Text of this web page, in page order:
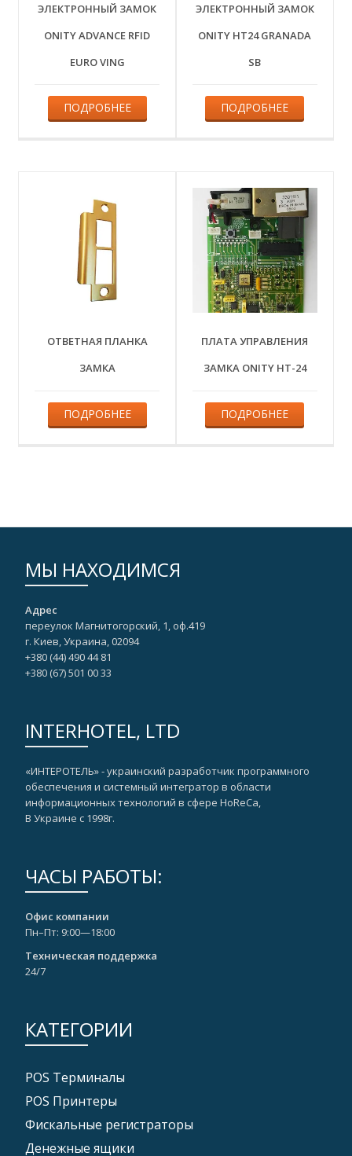
ЭЛЕКТРОННЫЙ ЗАМОК
ONITY ADVANCE RFID
EURO VING
ПОДРОБНЕЕ
ЭЛЕКТРОННЫЙ ЗАМОК
ONITY HT24 GRANADA
SB
ПОДРОБНЕЕ
ОТВЕТНАЯ ПЛАНКА
ЗАМКА
ПОДРОБНЕЕ
ПЛАТА УПРАВЛЕНИЯ
ЗАМКА ONITY HT-24
ПОДРОБНЕЕ
МЫ НАХОДИМСЯ
Адрес
переулок Магнитогорский, 1, оф.419
г. Киев, Украина, 02094
+380 (44) 490 44 81
+380 (67)‎ 501 00 33
INTERHOTEL, LTD
«ИНТЕРОТЕЛЬ» - украинский разработчик программного
обеспечения и системный интегратор в области
информационных технологий в сфере HoReCa,
В Украине с 1998г.
ЧАСЫ РАБОТЫ:
Офис компании
Пн–Пт: 9:00—18:00
Техническая поддержка
24/7
КАТЕГОРИИ
POS Tерминалы
POS Принтеры
Фискальные регистраторы
Денежные ящики